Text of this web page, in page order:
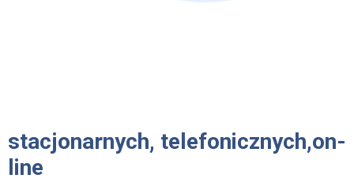
stacjonarnych, telefonicznych,on-
line